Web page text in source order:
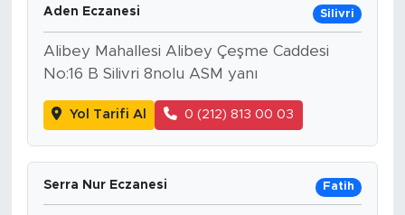
Aden Eczanesi Silivri
Alibey Mahallesi Alibey Çeşme Caddesi
No:16 B Silivri 8nolu ASM yanı
Yol Tarifi Al 0 (212) 813 00 03
Serra Nur Eczanesi Fatih